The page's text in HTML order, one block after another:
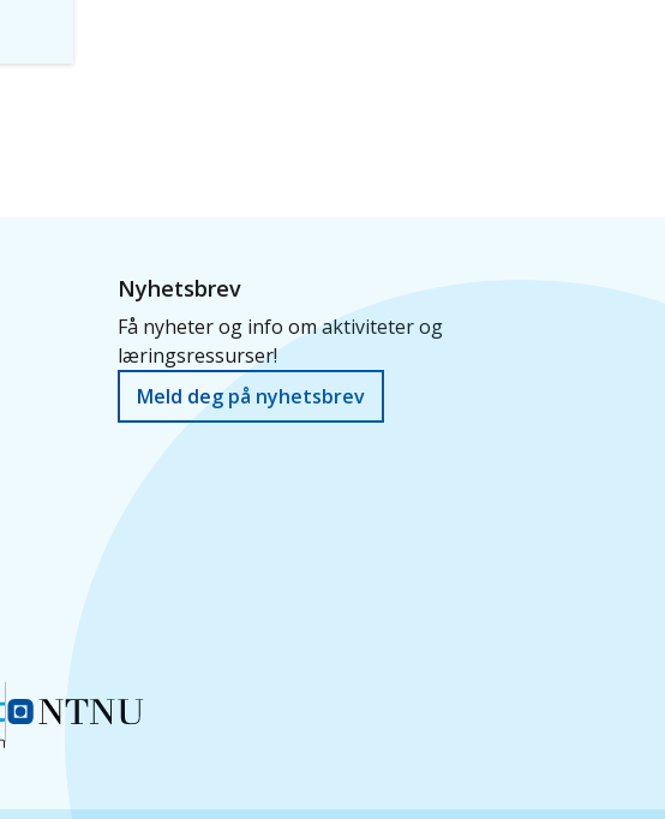
Nyhetsbrev
Få nyheter og info om aktiviteter og
læringsressurser!
Meld deg på nyhetsbrev